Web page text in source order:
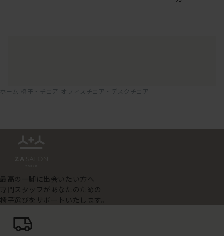
ホーム 椅子・チェア オフィスチェア・デスクチェア
最高の一脚に出会いたい方へ
専門スタッフがあなたのための
椅子選びをサポートいたします。